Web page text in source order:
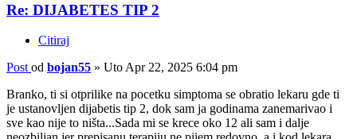
Re: DIJABETES TIP 2
Citiraj
Post od bojan55 » Uto Apr 22, 2025 6:04 pm
Branko, ti si otprilike na pocetku simptoma se obratio lekaru gde ti
je ustanovljen dijabetis tip 2, dok sam ja godinama zanemarivao i
sve kao nije to ništa...Sada mi se krece oko 12 ali sam i dalje